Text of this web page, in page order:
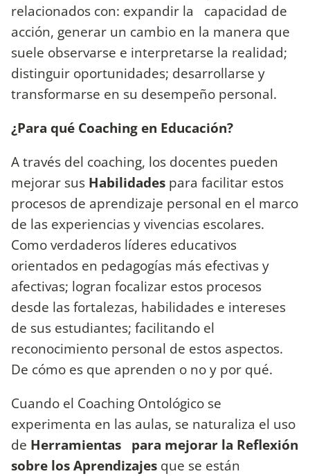
relacionados con: expandir la capacidad de
acción, generar un cambio en la manera que
suele observarse e interpretarse la realidad;
distinguir oportunidades; desarrollarse y
transformarse en su desempeño personal.
¿Para qué Coaching en Educación?
A través del coaching, los docentes pueden
mejorar sus Habilidades para facilitar estos
procesos de aprendizaje personal en el marco
de las experiencias y vivencias escolares.
Como verdaderos líderes educativos
orientados en pedagogías más efectivas y
afectivas; logran focalizar estos procesos
desde las fortalezas, habilidades e intereses
de sus estudiantes; facilitando el
reconocimiento personal de estos aspectos.
De cómo es que aprenden o no y por qué.
Cuando el Coaching Ontológico se
experimenta en las aulas, se naturaliza el uso
de Herramientas para mejorar la Reflexión
sobre los Aprendizajes que se están